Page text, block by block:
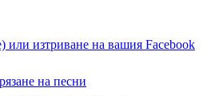
или изтриване на вашия Facebook
на песни